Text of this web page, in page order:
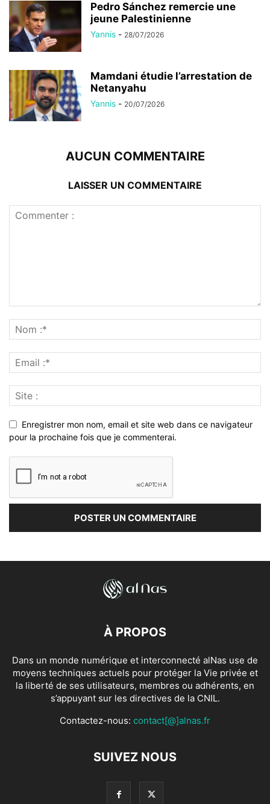
Pedro Sánchez remercie une
jeune Palestinienne
Yannis - 28/07/2026
Mamdani étudie l’arrestation de
Netanyahu
Yannis - 20/07/2026
AUCUN COMMENTAIRE
LAISSER UN COMMENTAIRE
Enregistrer mon nom, email et site web dans ce navigateur
pour la prochaine fois que je commenterai.
À PROPOS
Dans un monde numérique et interconnecté alNas use de
moyens techniques actuels pour protéger la Vie privée et
la liberté de ses utilisateurs, membres ou adhérents, en
s’appuyant sur les directives de la CNIL.
Contactez-nous: contact[@]alnas.fr
SUIVEZ NOUS